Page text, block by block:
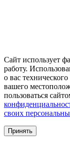
Сайт использует
работу.
о вас
вашего
пользоваться
своих
Принять